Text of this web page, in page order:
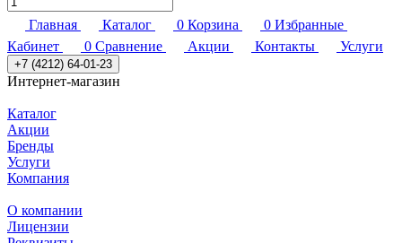
Главная Каталог 0 Корзина 0 Избранные
Кабинет
0 Сравнение Акции Контакты Услуги
+7 (4212) 64-01-23
Интернет-магазин
Каталог
Акции
Бренды
Услуги
Компания
О компании
Лицензии